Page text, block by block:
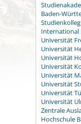
Baden-
International
Universität
Universität
Universität
Universität
Universität
Universität
Universität
Universität
Zentrale
Hochschule